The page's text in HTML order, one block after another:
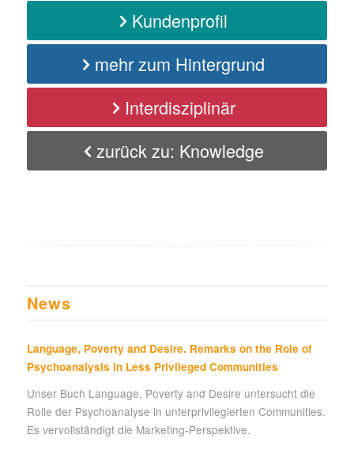
Kundenprofil
mehr zum Hintergrund
Interdisziplinär
zurück zu: Knowledge
News
Language, Poverty and Desire. Remarks on the Role of
Psychoanalysis in Less Privileged Communities
Unser Buch Language, Poverty and Desire untersucht die
Rolle der Psychoanalyse in unterprivilegierten Communities.
Es vervollständigt die Marketing-Perspektive.